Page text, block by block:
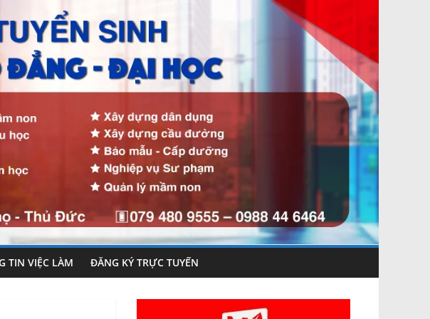
TIN VIỆC LÀM ĐĂNG KÝ TRỰC TUYẾN